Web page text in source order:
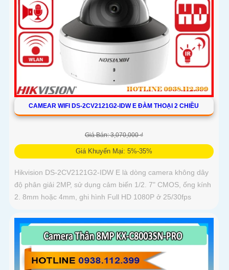
CAMEAR WIFI DS-2CV2121G2-IDW E ĐÀM THOẠI 2 CHIỀU
Giá Bán: 3,070,000 ₫
Giá Khuyến Mại: 5%-35%
Hikvision DS-2CV2121G2-IDW E là dòng camera không dây
độ phân giải 2MP, sử dụng cảm biến 1/2. 7" CMOS, ống kính
2. 8mm hoặc 4mm, ghi hình Full HD 1080P ở 25/30fps